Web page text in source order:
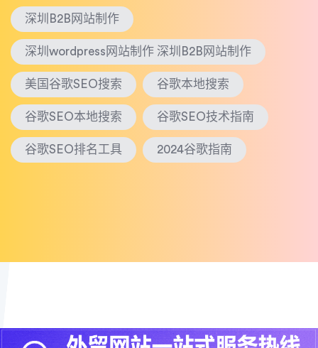
深圳B2B网站制作
深圳wordpress网站制作 深圳B2B网站制作
美国谷歌SEO搜索 谷歌本地搜索
谷歌SEO本地搜索 谷歌SEO技术指南
谷歌SEO排名工具 2024谷歌指南